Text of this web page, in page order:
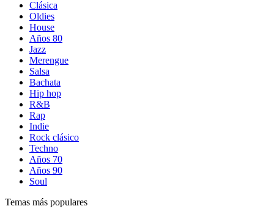
Clásica
Oldies
House
Años 80
Jazz
Merengue
Salsa
Bachata
Hip hop
R&B
Rap
Indie
Rock clásico
Techno
Años 70
Años 90
Soul
Temas más populares